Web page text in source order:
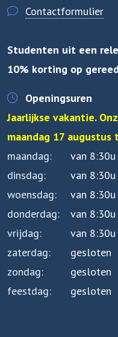
Contactformulier
Studenten uit een
10% korting op
Openingsuren
Jaarlijkse vakantie.
maandag 17
maandag
van
dinsdag
van
woensdag
van
donderdag
van
vrijdag
van
zaterdag
gesloten
zondag
gesloten
feestdag
gesloten